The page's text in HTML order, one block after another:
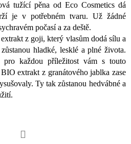
tužící pěna od Eco Cosmetics dá
je v potřebném tvaru. Už žádné
počasí a za deště.
z goji, který vlasům dodá sílu a
hladké, lesklé a plné života.
pro každou příležitost vám s touto
extrakt z granátového jablka zase
Ty tak zůstanou hedvábné a